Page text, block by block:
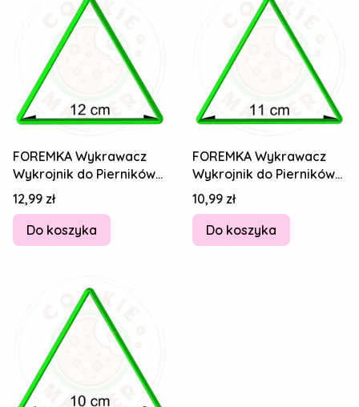
FOREMKA Wykrawacz
Wykrojnik do Pierników
Figury geometryczne -
TRÓJKĄT 12cm
Cena
12,99 zł
Do koszyka
FOREMKA Wykrawacz
Wykrojnik do Pierników
Figury geometryczne -
TRÓJKĄT 11cm
Cena
10,99 zł
Do koszyka